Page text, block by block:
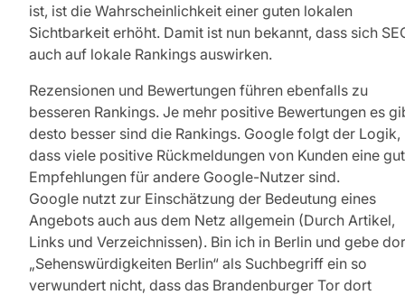
ist, ist die Wahrscheinlichkeit einer guten lokalen
Sichtbarkeit erhöht. Damit ist nun bekannt, dass sich
auch auf lokale Rankings auswirken.
Rezensionen und Bewertungen führen ebenfalls zu
besseren Rankings. Je mehr positive Bewertungen es
desto besser sind die Rankings. Google folgt der Logik,
dass viele positive Rückmeldungen von Kunden eine
Empfehlungen für andere Google-Nutzer sind.
Google nutzt zur Einschätzung der Bedeutung eines
Angebots auch aus dem Netz allgemein (Durch Artikel,
Links und Verzeichnissen). Bin ich in Berlin und gebe
„Sehenswürdigkeiten Berlin“ als Suchbegriff ein so
verwundert nicht, dass das Brandenburger Tor dort